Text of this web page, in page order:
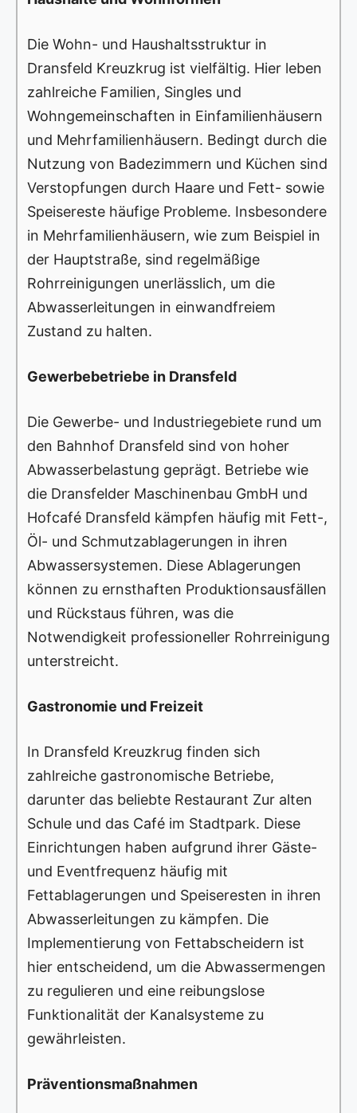
Die Wohn- und Haushaltsstruktur in
Dransfeld Kreuzkrug ist vielfältig. Hier leben
zahlreiche Familien, Singles und
Wohngemeinschaften in Einfamilienhäusern
und Mehrfamilienhäusern. Bedingt durch die
Nutzung von Badezimmern und Küchen sind
Verstopfungen durch Haare und Fett- sowie
Speisereste häufige Probleme. Insbesondere
in Mehrfamilienhäusern, wie zum Beispiel in
der Hauptstraße, sind regelmäßige
Rohrreinigungen unerlässlich, um die
Abwasserleitungen in einwandfreiem
Zustand zu halten.
Gewerbebetriebe in Dransfeld
Die Gewerbe- und Industriegebiete rund um
den Bahnhof Dransfeld sind von hoher
Abwasserbelastung geprägt. Betriebe wie
die Dransfelder Maschinenbau GmbH und
Hofcafé Dransfeld kämpfen häufig mit Fett-,
Öl- und Schmutzablagerungen in ihren
Abwassersystemen. Diese Ablagerungen
können zu ernsthaften Produktionsausfällen
und Rückstaus führen, was die
Notwendigkeit professioneller Rohrreinigung
unterstreicht.
Gastronomie und Freizeit
In Dransfeld Kreuzkrug finden sich
zahlreiche gastronomische Betriebe,
darunter das beliebte Restaurant Zur alten
Schule und das Café im Stadtpark. Diese
Einrichtungen haben aufgrund ihrer Gäste-
und Eventfrequenz häufig mit
Fettablagerungen und Speiseresten in ihren
Abwasserleitungen zu kämpfen. Die
Implementierung von Fettabscheidern ist
hier entscheidend, um die Abwassermengen
zu regulieren und eine reibungslose
Funktionalität der Kanalsysteme zu
gewährleisten.
Präventionsmaßnahmen